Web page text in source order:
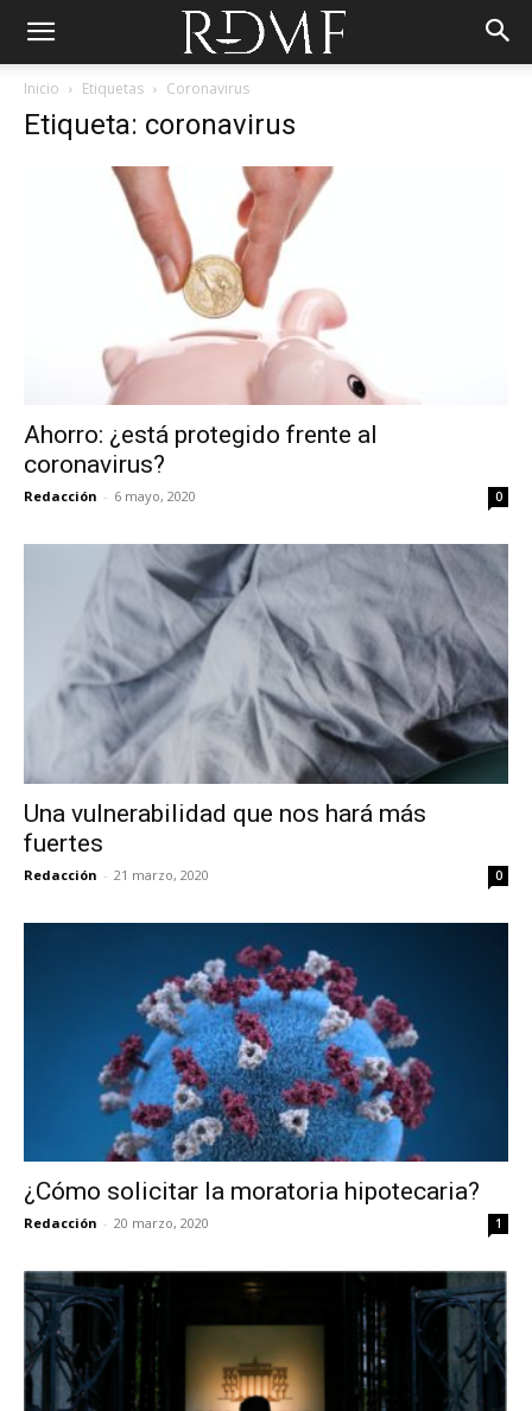
Inicio Etiquetas Coronavirus
Etiqueta: coronavirus
Ahorro: ¿está protegido frente al
coronavirus?
Redacción - 6 mayo, 2020 0
Una vulnerabilidad que nos hará más
fuertes
Redacción - 21 marzo, 2020 0
¿Cómo solicitar la moratoria hipotecaria?
Redacción - 20 marzo, 2020 1